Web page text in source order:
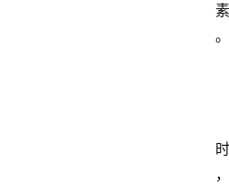
素
。
时
，